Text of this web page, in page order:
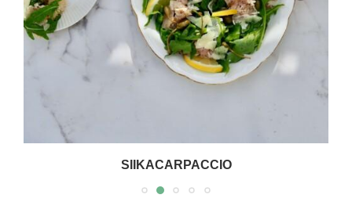
SIIKACARPACCIO